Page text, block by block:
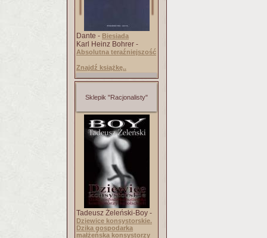
Dante - Biesiada
Karl Heinz Bohrer -
Absolutna teraźniejszość
Znajdź książkę..
Sklepik "Racjonalisty"
Tadeusz Żeleński-Boy -
Dziewice konsystorskie.
Dzika gospodarka
małżeńska konsystorzy